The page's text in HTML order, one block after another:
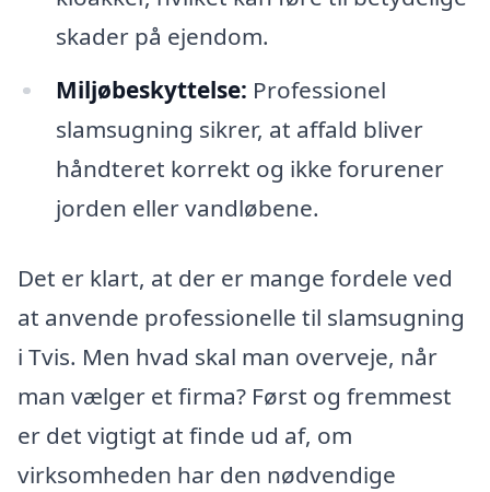
skader på ejendom.
Miljøbeskyttelse: Professionel
slamsugning sikrer, at affald bliver
håndteret korrekt og ikke forurener
jorden eller vandløbene.
Det er klart, at der er mange fordele ved
at anvende professionelle til slamsugning
i Tvis. Men hvad skal man overveje, når
man vælger et firma? Først og fremmest
er det vigtigt at finde ud af, om
virksomheden har den nødvendige